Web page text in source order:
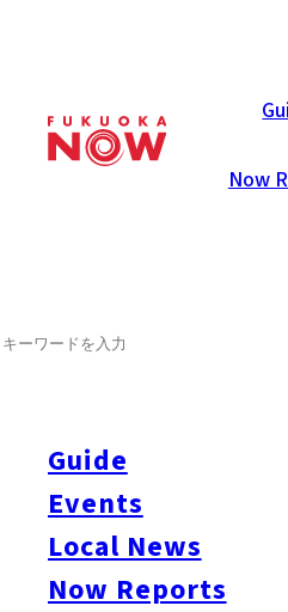
Now
Guide
Events
Local News
Now Reports
Now Reports
あるアーティスティックな雑居
れるカフェを発見。実業団で長
りが、京都仕込のダシをベース
を振舞ってくれる。窓からは穏